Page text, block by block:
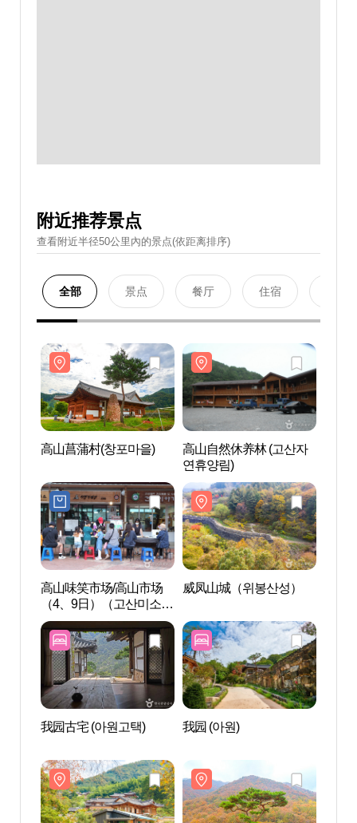
附近推荐景点
查看附近半径50公里內的景点(依距离排序)
全部 景点 餐厅 住宿
高山菖蒲村(창포마을)
高山自然休养林 (고산자
연휴양림)
高山味笑市场/高山市场
（4、9日）（고산미소시
장/고산시장 (4, 9일)）
威凤山城（위봉산성）
我园古宅 (아원고택) 我园 (아원)